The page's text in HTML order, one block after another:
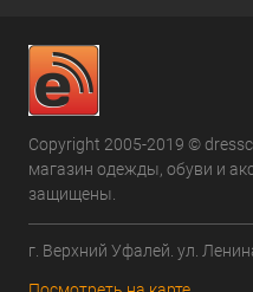
Copyright 2005-2019 ©
магазин одежды, обуви и
защищены.
г. Верхний Уфалей. ул.